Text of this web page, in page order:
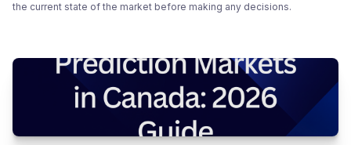
the current state of the market before making any decisions.